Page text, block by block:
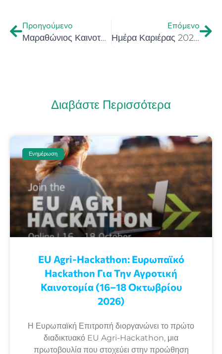
Προηγούμενο
Μαραθώνιος Καινοτομίας «Αρτέμης Σαϊτάκης» (Hackathon 2023)
Επόμενο
Ημέρα Καριέρας 2023 Τμήματος Διοικητικής Επιστήμης και Τεχνολογίας – 1 Δεκεμβρίου 2023 στις 11:00, στις εγκαταστάσεις του Τμήματος στον Άγιο Νικόλαο
Διαβάστε Περισσότερα
Ενημέρωση
EU Agri-Hackathon: Eυρωπαϊκό
Ηackathon Για Την Αγροτική
Καινοτομία (16–18 Οκτωβρίου
2026)
Η Ευρωπαϊκή Επιτροπή διοργανώνει το πρώτο
διαδικτυακό EU Agri-Hackathon, μια
πρωτοβουλία που στοχεύει στην προώθηση